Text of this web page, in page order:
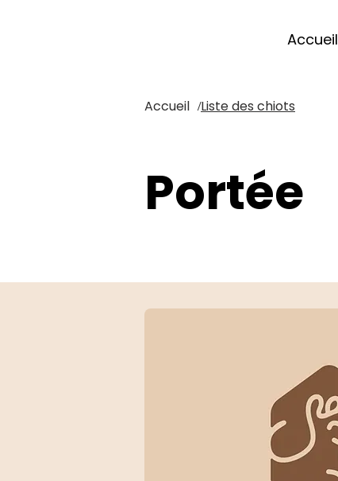
Accueil
Accueil /Liste des chiots
Portée